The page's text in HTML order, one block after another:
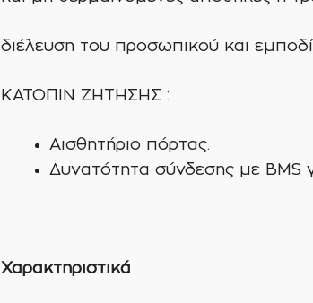
διέλευση του προσωπικού και
ΚΑΤΟΠΙΝ ΖΗΤΗΣΗΣ :
Αισθητήριο πόρτας.
Δυνατότητα σύνδεσης με BMS
Χαρακτηριστικά